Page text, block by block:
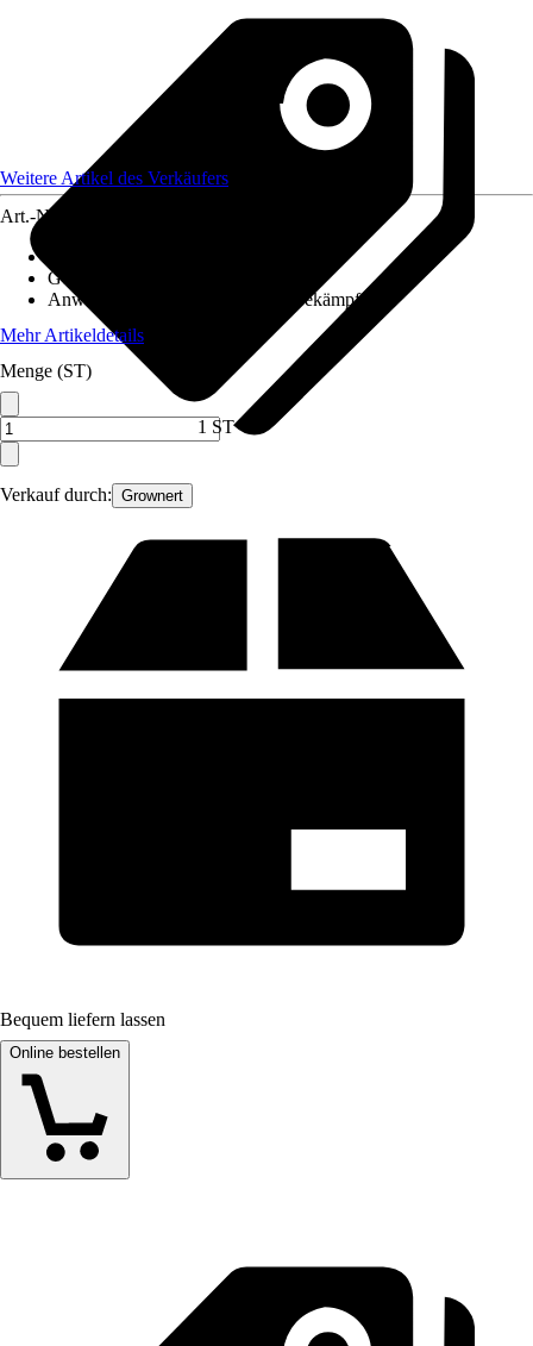
Verkauf durch: Grownert
Weitere Artikel des Verkäufers
Art.-Nr.
Geeignet gegen
Anwendung
Pflanzenschädlingsbekämpfung
Mehr Artikeldetails
Menge (ST)
1 ST
Bequem liefern lassen
Online bestellen